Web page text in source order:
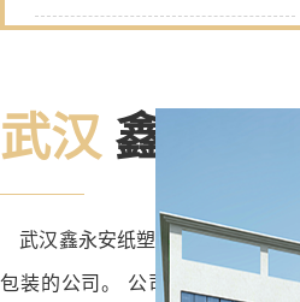
配件
武汉 鑫永安
武汉鑫永安纸塑有限公司创建于
包装的公司。 公司主要生产: 奶